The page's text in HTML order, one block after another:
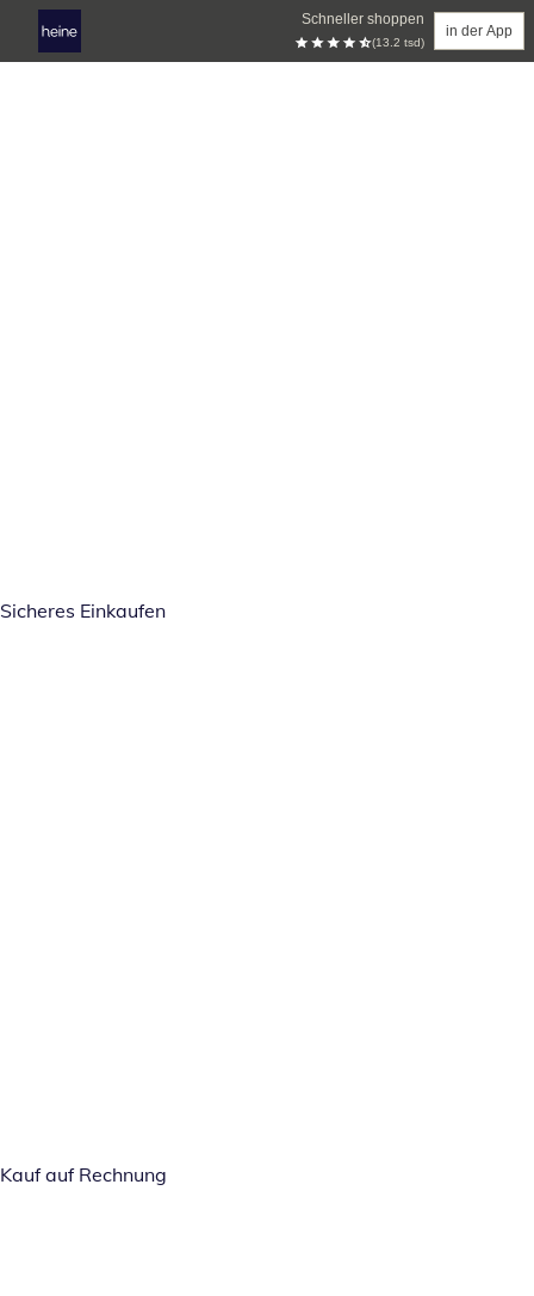
Schneller shoppen
(13.2 tsd)
in der App
Sicheres Einkaufen
Kauf auf Rechnung